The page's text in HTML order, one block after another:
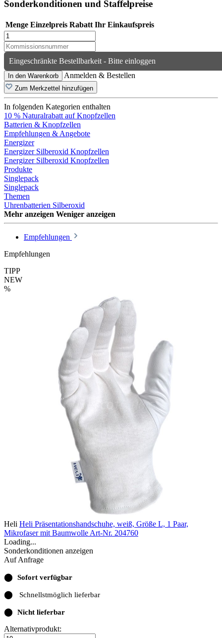
Sonderkonditionen und Staffelpreise
Menge Einzelpreis Rabatt Ihr Einkaufspreis
Eingeschränkte Bestellbarkeit - Bitte einloggen
In den Warenkorb Anmelden & Bestellen
Zum Merkzettel hinzufügen
In folgenden Kategorien enthalten
10 % Naturalrabatt auf Knopfzellen
Batterien & Knopfzellen
Empfehlungen & Angebote
Energizer
Energizer Silberoxid Knopfzellen
Energizer Silberoxid Knopfzellen
Produkte
Singlepack
Singlepack
Themen
Uhrenbatterien Silberoxid
Mehr anzeigen Weniger anzeigen
Empfehlungen
Empfehlungen
TIPP
NEW
%
Heli Heli Präsentationshandschuhe, weiß, Größe L, 1 Paar,
Mikrofaser mit Baumwolle Art-Nr. 204760
Loading...
Sonderkonditionen anzeigen
Auf Anfrage
⬤ Sofort verfügbar
⬤ Schnellstmöglich lieferbar
⬤ Nicht lieferbar
Alternativprodukt: